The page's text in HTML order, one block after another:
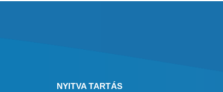
NYITVA TARTÁS